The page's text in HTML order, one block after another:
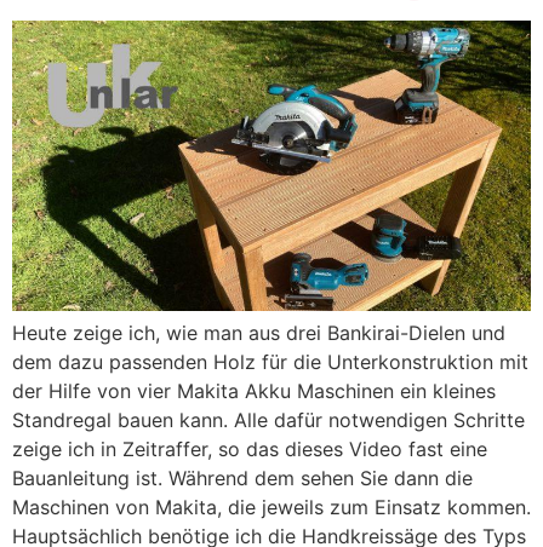
Heute zeige ich, wie man aus drei Bankirai-Dielen und
dem dazu passenden Holz für die Unterkonstruktion mit
der Hilfe von vier Makita Akku Maschinen ein kleines
Standregal bauen kann. Alle dafür notwendigen Schritte
zeige ich in Zeitraffer, so das dieses Video fast eine
Bauanleitung ist. Während dem sehen Sie dann die
Maschinen von Makita, die jeweils zum Einsatz kommen.
Hauptsächlich benötige ich die Handkreissäge des Typs